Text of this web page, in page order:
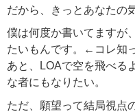
だから、きっとあなたの
僕は何度か書いてますが
たいもんです。←コレ知
あと、LOAで空を飛べる
な者にもなりたい。
ただ、願望って結局視点